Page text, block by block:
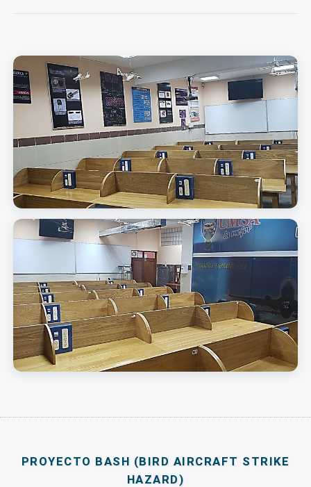
PROYECTO BASH (BIRD AIRCRAFT STRIKE
HAZARD)